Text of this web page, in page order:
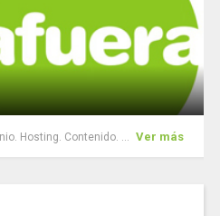
Hosting. Contenido. ... Ver más